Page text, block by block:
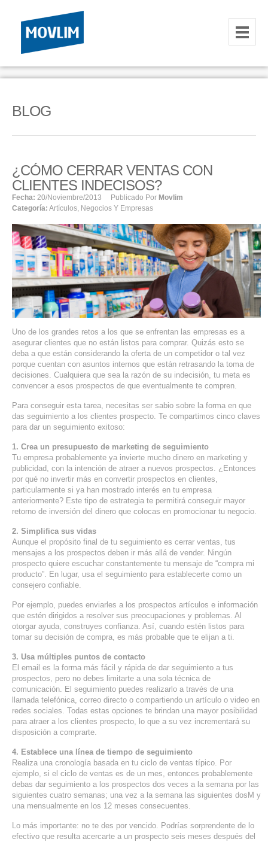
INICIO
HOSTING
HOSTING
RESELLER
SERVIDORES VPS
SERVIDORES VPS WINDOWS
SERVIDORES DEDICADOS
AGENCIA DIGITAL
PAGINAS WEB PARA NEGOCIOS
PAGINA WEB CON MANEJADOR DE CONTENIDOS
PAGINA WEB CON CATÁLOGO DE PRODUCTOS
PAGINAS WEB A MEDIDA
SISTEMAS PARA NEGOCIOS Y EMPRESAS
MARKETING DIGITAL
SERVICIOS DE TI
ASESORÍA TECNOLÓGICA
PORTAFOLIO
BLOG
CONTACTO
BLOG
¿CÓMO CERRAR VENTAS CON
CLIENTES INDECISOS?
Fecha: 20/noviembre/2013 Publicado Por Movlim
Categoría: Artículos, Negocios Y Empresas
Uno de los grandes retos a los que se enfrentan las empresas es a
asegurar clientes que no están listos para comprar. Quizás esto se
deba a que están considerando la oferta de un competidor o tal vez
porque cuentan con asuntos internos que están retrasando la toma de
decisiones. Cualquiera que sea la razón de su indecisión, tu meta es
convencer a esos prospectos de que eventualmente te compren.
Para conseguir esta tarea, necesitas ser sabio sobre la forma en que
das seguimiento a los clientes prospecto. Te compartimos cinco claves
para dar un seguimiento exitoso:
1. Crea un presupuesto de marketing de seguimiento
Tu empresa probablemente ya invierte mucho dinero en marketing y
publicidad, con la intención de atraer a nuevos prospectos. ¿Entonces
por qué no invertir más en convertir prospectos en clientes,
particularmente si ya han mostrado interés en tu empresa
anteriormente? Este tipo de estrategia te permitirá conseguir mayor
retorno de inversión del dinero que colocas en promocionar tu negocio.
2. Simplifica sus vidas
Aunque el propósito final de tu seguimiento es cerrar ventas, tus
mensajes a los prospectos deben ir más allá de vender. Ningún
prospecto quiere escuchar constantemente tu mensaje de “compra mi
producto”. En lugar, usa el seguimiento para establecerte como un
consejero confiable.
Por ejemplo, puedes enviarles a los prospectos artículos e información
que estén dirigidos a resolver sus preocupaciones y problemas. Al
otorgar ayuda, construyes confianza. Así, cuando estén listos para
tomar su decisión de compra, es más probable que te elijan a ti.
3. Usa múltiples puntos de contacto
El email es la forma más fácil y rápida de dar seguimiento a tus
prospectos, pero no debes limitarte a una sola técnica de
comunicación. El seguimiento puedes realizarlo a través de una
llamada telefónica, correo directo o compartiendo un artículo o video en
redes sociales. Todas estas opciones te brindan una mayor posibilidad
para atraer a los clientes prospecto, lo que a su vez incrementará su
disposición a comprarte.
4. Establece una línea de tiempo de seguimiento
Realiza una cronología basada en tu ciclo de ventas típico. Por
ejemplo, si el ciclo de ventas es de un mes, entonces probablemente
debas dar seguimiento a los prospectos dos veces a la semana por las
siguientes cuatro semanas; una vez a la semana las siguientes dosM y
una mensualmente en los 12 meses consecuentes.
Lo más importante: no te des por vencido. Podrías sorprendente de lo
efectivo que resulta acercarte a un prospecto seis meses después del